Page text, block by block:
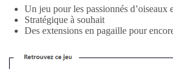
Un jeu pour les passionnés d’oiseaux
Stratégique à souhait
Des extensions en pagaille pour